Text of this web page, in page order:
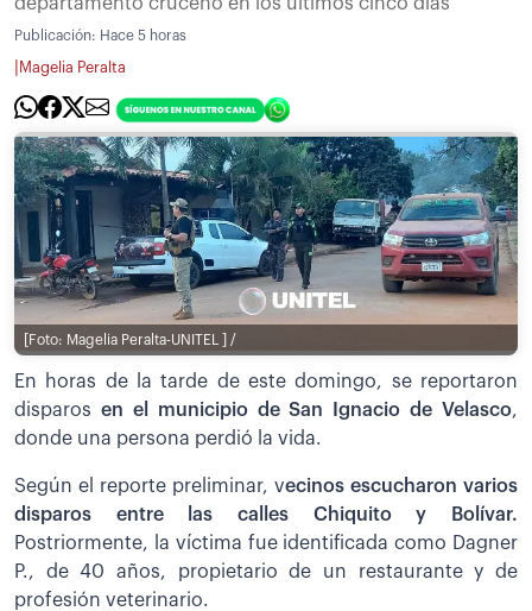
Publicación: Hace 5 horas
Magelia Peralta
[Foto: Magelia Peralta-UNITEL ] /
En horas de la tarde de este domingo, se reportaron
disparos en el municipio de San Ignacio de Velasco,
donde una persona perdió la vida.
Según el reporte preliminar, vecinos escucharon varios
disparos entre las calles Chiquito y Bolívar.
Postriormente, la víctima fue identificada como Dagner
P., de 40 años, propietario de un restaurante y de
profesión veterinario.